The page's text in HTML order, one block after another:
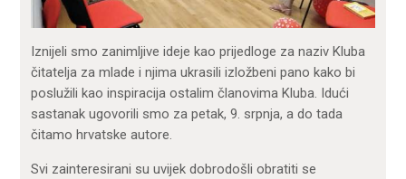
Iznijeli smo zanimljive ideje kao prijedloge za naziv Kluba
čitatelja za mlade i njima ukrasili izložbeni pano kako bi
poslužili kao inspiracija ostalim članovima Kluba. Idući
sastanak ugovorili smo za petak, 9. srpnja, a do tada
čitamo hrvatske autore.
Svi zainteresirani su uvijek dobrodošli obratiti se